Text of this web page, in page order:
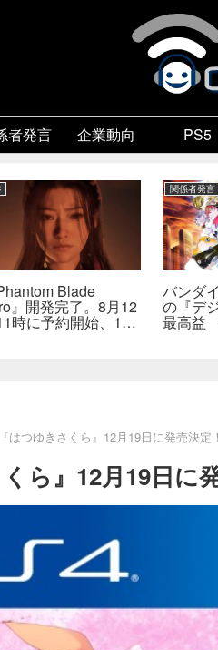
者発言 企業動向 PS5
Blade
』開発完了。8月12
時に予約開始、11
関係者発言
バンダ
の『デ
最高益
はつゆきさくら』12月19日に発売決定！
ら』12月19日に